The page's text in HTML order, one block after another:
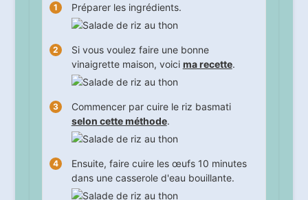
Préparer les ingrédients.
Si vous voulez faire une bonne
vinaigrette maison, voici ma recette.
Commencer par cuire le riz basmati
selon cette méthode.
Ensuite, faire cuire les œufs 10 minutes
dans une casserole d'eau bouillante.